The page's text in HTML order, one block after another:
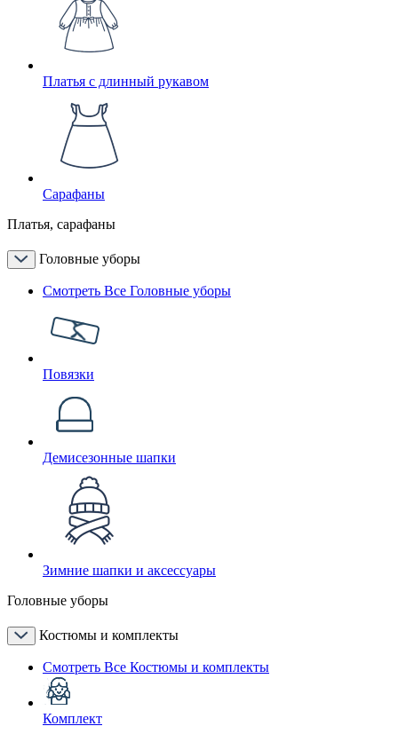
Платья с длинный рукавом
Сарафаны
Платья, сарафаны
Головные уборы
Смотреть Все Головные уборы
Повязки
Демисезонные шапки
Зимние шапки и аксессуары
Головные уборы
Костюмы и комплекты
Смотреть Все Костюмы и комплекты
Комплект